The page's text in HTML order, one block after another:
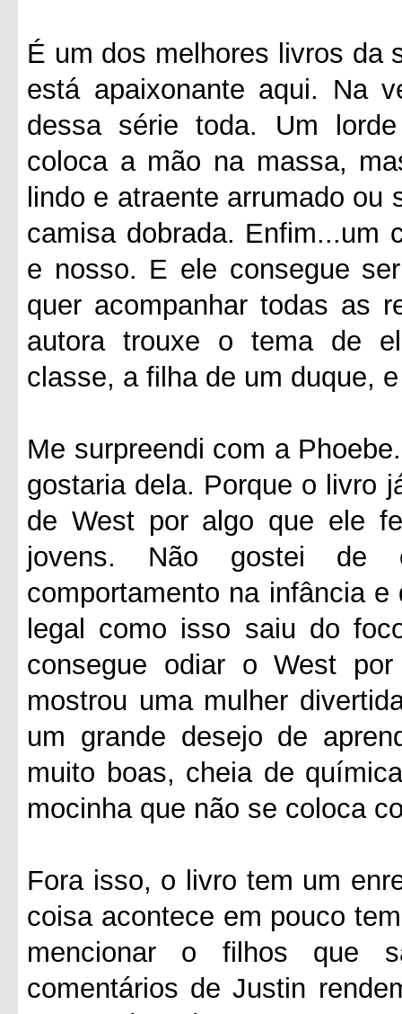
É um dos melhores livros da
está apaixonante aqui. Na
dessa série toda. Um
coloca a mão na massa,
lindo e atraente arrumado ou
camisa dobrada. Enfim...um
e nosso. E ele consegue
quer acompanhar todas as
autora trouxe o tema de
classe, a filha de um duque,
Me surpreendi com a
gostaria dela. Porque o livro
de West por algo que ele
jovens. Não gostei de
comportamento na infância
legal como isso saiu do
consegue odiar o West
mostrou uma mulher
um grande desejo de
muito boas, cheia de
mocinha que não se coloca
Fora isso, o livro tem um
coisa acontece em pouco
mencionar o filhos que
comentários de Justin